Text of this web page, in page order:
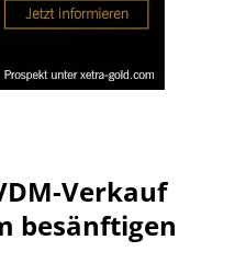
Verkauf
besänftigen